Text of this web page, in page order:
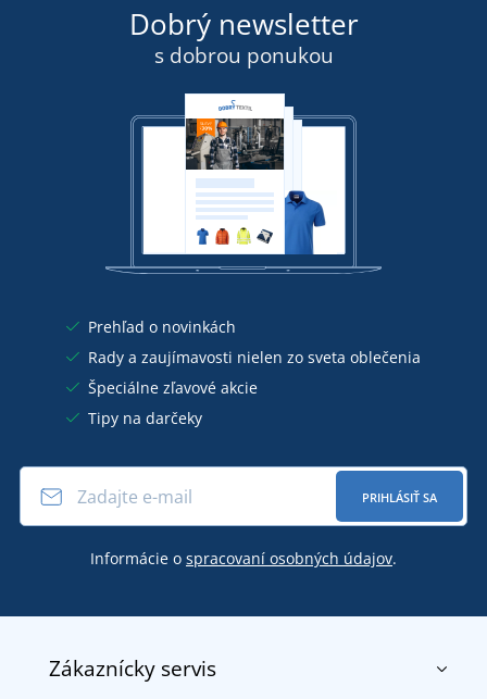
Dobrý newsletter
s dobrou ponukou
Prehľad o novinkách
Rady a zaujímavosti nielen zo sveta oblečenia
Špeciálne zľavové akcie
Tipy na darčeky
PRIHLÁSIŤ SA
Informácie o spracovaní osobných údajov.
Zákaznícky servis